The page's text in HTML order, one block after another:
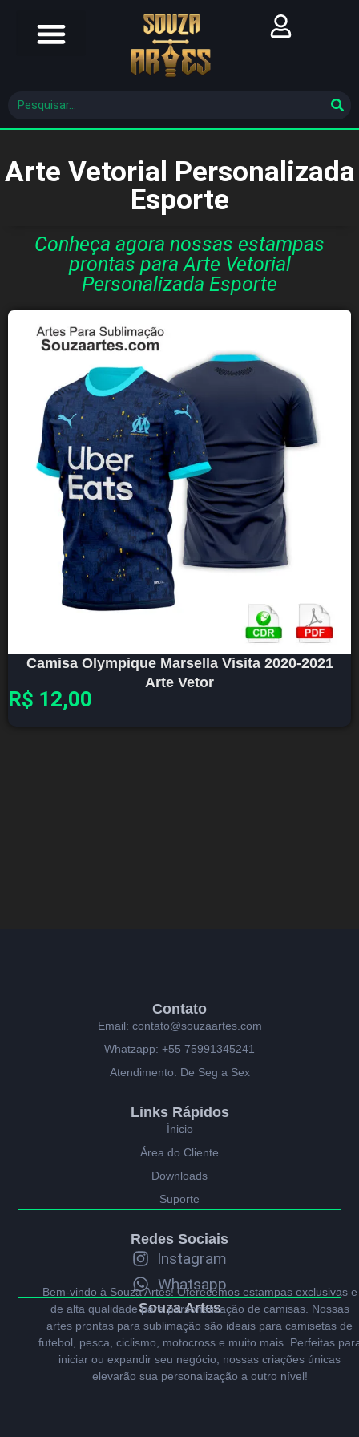
Arte Vetorial Personalizada
Esporte
Conheça agora nossas estampas
prontas para Arte Vetorial
Personalizada Esporte
Camisa Olympique Marsella Visita 2020-2021
Arte Vetor
R$ 12,00
Souza Artes
Bem-vindo à Souza Artes! Oferecemos estampas exclusivas e
de alta qualidade para personalização de camisas. Nossas
artes prontas para sublimação são ideais para camisetas de
futebol, pesca, ciclismo, motocross e muito mais. Perfeitas
iniciar ou expandir seu negócio, nossas criações únicas
elevarão sua personalização a outro nível!
Contato
Email: contato@souzaartes.com
Whatzapp: +55 75991345241
Atendimento: De Seg a Sex
Redes Sociais
Instagram
Whatsapp
Links Rápidos
Ínicio
Área do Cliente
Downloads
Suporte